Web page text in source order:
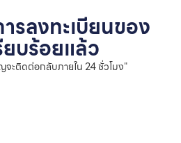
รลงทะเบียนของ
ยบร้อยแล้ว
จะติดต่อกลับภายใน 24 ชั่วโมง"